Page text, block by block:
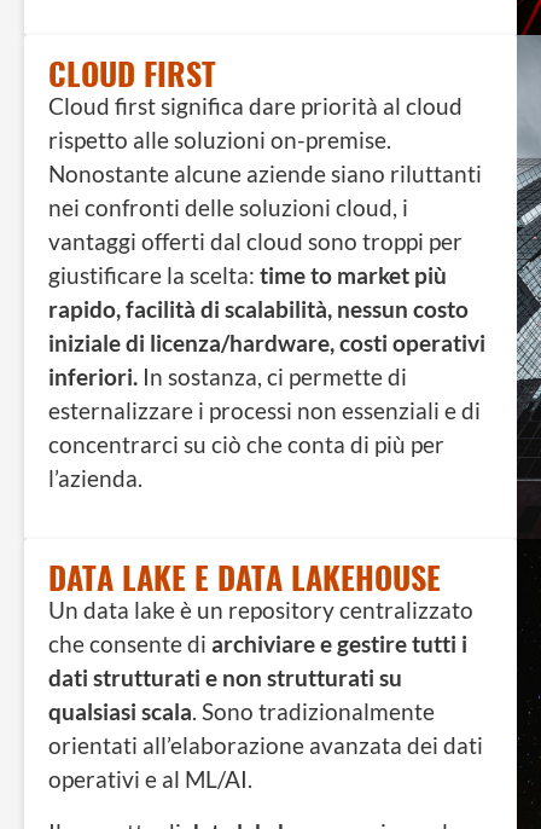
CLOUD FIRST
Cloud first significa dare priorità al cloud
rispetto alle soluzioni on-premise.
Nonostante alcune aziende siano riluttanti
nei confronti delle soluzioni cloud, i
vantaggi offerti dal cloud sono troppi per
giustificare la scelta: time to market più
rapido, facilità di scalabilità, nessun costo
iniziale di licenza/hardware, costi operativi
inferiori. In sostanza, ci permette di
esternalizzare i processi non essenziali e di
concentrarci su ciò che conta di più per
l’azienda.
DATA LAKE E DATA LAKEHOUSE
Un data lake è un repository centralizzato
che consente di archiviare e gestire tutti i
dati strutturati e non strutturati su
qualsiasi scala. Sono tradizionalmente
orientati all’elaborazione avanzata dei dati
operativi e al ML/AI.